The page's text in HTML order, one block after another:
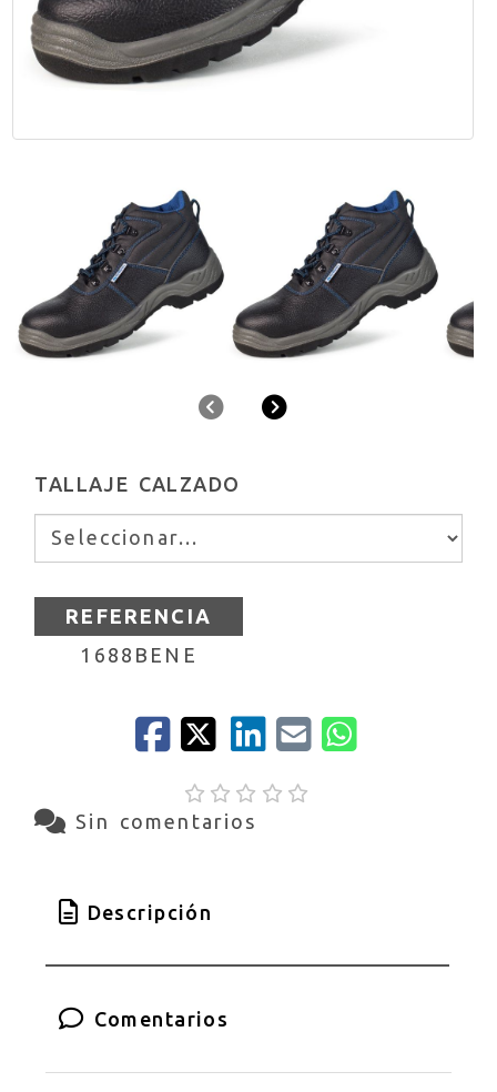
AnteriorSiguiente
TALLAJE CALZADO
REFERENCIA
1688BENE
Sin comentarios
Descripción
Comentarios